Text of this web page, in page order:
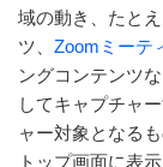
域の動き、たと
ツ、 Zoomミーテ
ングコンテンツ
してキャプチャ
ャー対象となる
トップ画面に表